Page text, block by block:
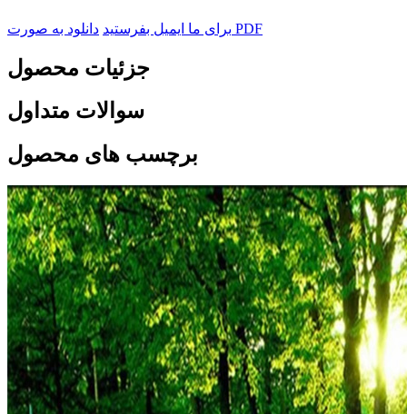
برای ما ایمیل بفرستید دانلود به صورت PDF
جزئیات محصول
سوالات متداول
برچسب های محصول